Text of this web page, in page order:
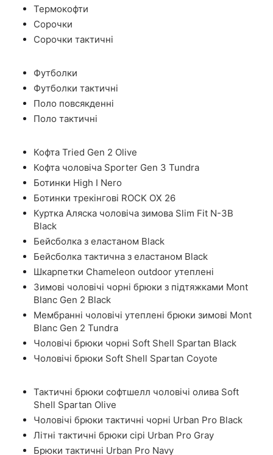
Термокофти
Сорочки
Сорочки тактичні
Футболки
Футболки тактичні
Поло повсякденні
Поло тактичні
Кофта Tried Gen 2 Olive
Кофта чоловіча Sporter Gen 3 Tundra
Ботинки High I Nero
Ботинки трекінгові ROCK OX 26
Куртка Аляска чоловіча зимова Slim Fit N-3B
Black
Бейсболка з еластаном Black
Бейсболка тактична з еластаном Black
Шкарпетки Chameleon outdoor утеплені
Зимові чоловічі чорні брюки з підтяжками Mont
Blanc Gen 2 Black
Мембранні чоловічі утеплені брюки зимові Mont
Blanc Gen 2 Tundra
Чоловічі брюки чорні Soft Shell Spartan Black
Чоловічі брюки Soft Shell Spartan Coyote
Тактичні брюки софтшелл чоловічі олива Soft
Shell Spartan Olive
Чоловічі брюки тактичні чорні Urban Pro Black
Літні тактичні брюки сірі Urban Pro Gray
Брюки тактичні Urban Pro Navy